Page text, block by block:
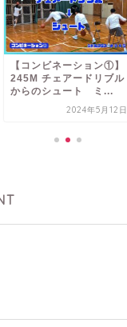
【コンビネーション①】
245M チェアードリブル
からのシュート ミ...
2024年5月12日